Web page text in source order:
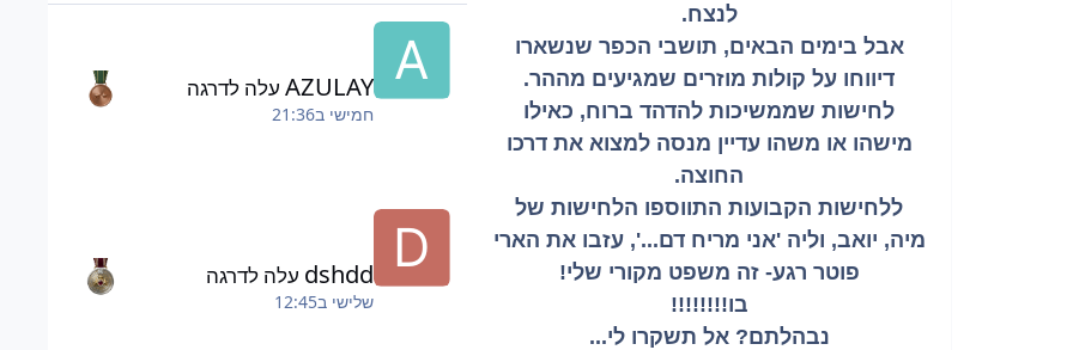
לנצח.
אבל בימים הבאים, תושבי הכפר שנשארו
דיווחו על קולות מוזרים שמגיעים מההר.
לחישות שממשיכות להדהד ברוח, כאילו
מישהו או משהו עדיין מנסה למצוא את דרכו
החוצה.
ללחישות הקבועות התווספו הלחישות של
מיה, יואב, וליה 'אני מריח דם...', עזבו את הארי
פוטר רגע- זה משפט מקורי שלי!
בו!!!!!!!!
נבהלתם? אל תשקרו לי...
AZULAY עלה לדרגה
חמישי ב21:36
dshdd עלה לדרגה
שלישי ב12:45